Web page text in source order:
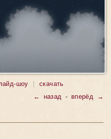
шоу
скачать
← назад - вперёд →